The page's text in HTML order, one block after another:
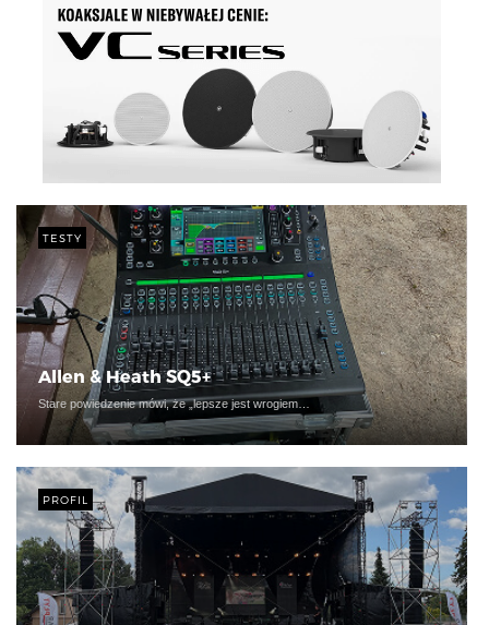
TESTY
Allen & Heath SQ5+
Stare powiedzenie mówi, że „lepsze jest wrogiem…
PROFIL